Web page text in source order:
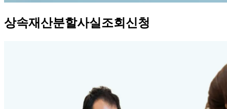
상속재산분할사실조회신청